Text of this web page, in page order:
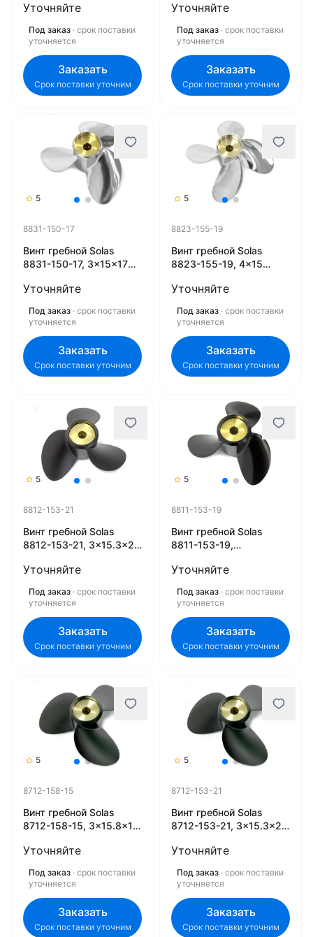
Уточняйте
Под заказ · срок поставки
уточняется
Заказать
Срок поставки уточним
Уточняйте
Под заказ · срок поставки
уточняется
Заказать
Срок поставки уточним
5
8831-150-17
Винт гребной Solas
8831-150-17, 3x15x17
Уточняйте
Под заказ · срок поставки
уточняется
Заказать
Срок поставки уточним
5
8823-155-19
Винт гребной Solas
8823-155-19, 4x15
Уточняйте
Под заказ · срок поставки
уточняется
Заказать
Срок поставки уточним
5
8812-153-21
Винт гребной Solas
8812-153-21, 3x15.3x21
Уточняйте
Под заказ · срок поставки
уточняется
Заказать
Срок поставки уточним
5
8811-153-19
Винт гребной Solas
8811-153-19,
Уточняйте
Под заказ · срок поставки
уточняется
Заказать
Срок поставки уточним
5
8712-158-15
Винт гребной Solas
8712-158-15, 3x15.8x15
Уточняйте
Под заказ · срок поставки
уточняется
Заказать
Срок поставки уточним
5
8712-153-21
Винт гребной Solas
8712-153-21, 3x15.3x21
Уточняйте
Под заказ · срок поставки
уточняется
Заказать
Срок поставки уточним